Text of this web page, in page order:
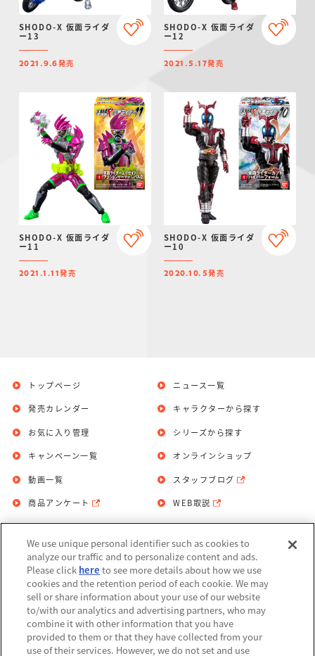
SHODO-X 仮面ライダ
ー13
2021.9.6発売
SHODO-X 仮面ライダ
ー12
2021.5.17発売
SHODO-X 仮面ライダ
ー11
2021.1.11発売
SHODO-X 仮面ライダ
ー10
2020.10.5発売
トップページ
発売カレンダー
お気に入り管理
ニュース一覧
キャラクターから探す
シリーズから探す
キャンペーン一覧
動画一覧
商品アンケート
オンラインショップ
スタッフブログ
WEB取説
お問い合わせ 個人情報保護方針
利用規約
Do Not Sell or Share My Personal
Information
アレルギー情報
We use unique personal identifier such as cookies to
analyze our traffic and to personalize content and ads.
Please click here to see more details about how we use
cookies and the retention period of each cookie. We may
sell or share information about your use of our website
to/with our analytics and advertising partners, who may
combine it with other information that you have
provided to them or that they have collected from your
use of their services. However, we do not set and use